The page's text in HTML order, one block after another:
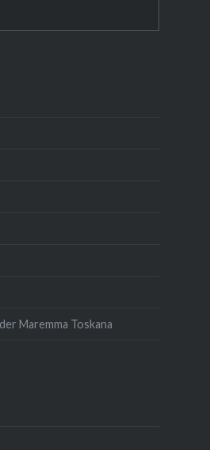
Maremma Toskana